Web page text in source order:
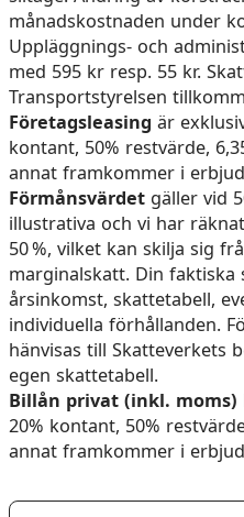
månadskostnaden under
Uppläggnings- och
med 595 kr resp. 55 kr.
Transportstyrelsen
Företagsleasing är
kontant, 50% restvärde,
annat framkommer i
Förmånsvärdet gäller vid
illustrativa och vi har
50 %, vilket kan skilja sig
marginalskatt. Din
årsinkomst, skattetabell,
individuella förhållanden.
hänvisas till Skatteverkets
egen skattetabell.
Billån privat (inkl. moms)
20% kontant, 50%
annat framkommer i